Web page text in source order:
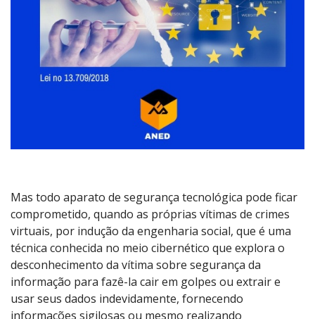
Mas todo aparato de segurança tecnológica pode ficar
comprometido, quando as próprias vítimas de crimes
virtuais, por indução da engenharia social, que é uma
técnica conhecida no meio cibernético que explora o
desconhecimento da vítima sobre segurança da
informação para fazê-la cair em golpes ou extrair e
usar seus dados indevidamente, fornecendo
informações sigilosas ou mesmo realizando